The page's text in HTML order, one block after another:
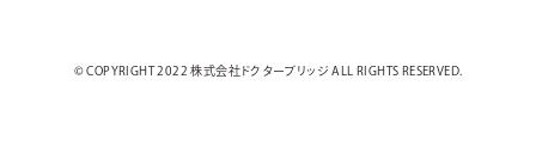
© COPYRIGHT 2022 株式会社ドクターブリッジ ALL RIGHTS RESERVED.